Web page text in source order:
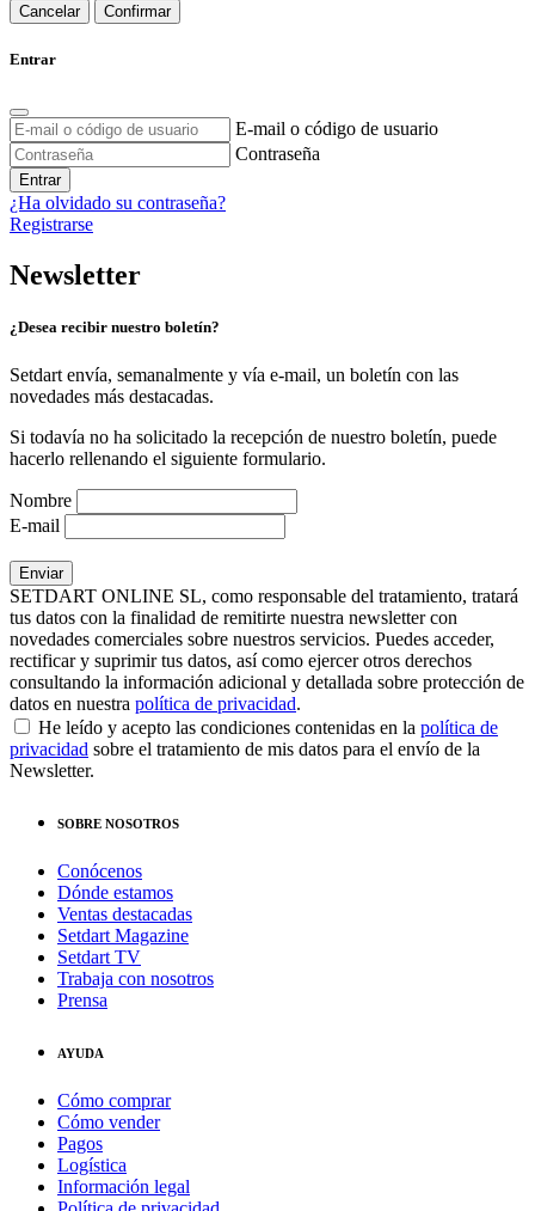
Cancelar Confirmar
Entrar
E-mail o código de usuario
Contraseña
Entrar
¿Ha olvidado su contraseña?
Registrarse
Newsletter
¿Desea recibir nuestro boletín?
Setdart envía, semanalmente y vía e-mail, un boletín con las
novedades más destacadas.
Si todavía no ha solicitado la recepción de nuestro boletín, puede
hacerlo rellenando el siguiente formulario.
Nombre
E-mail
SETDART ONLINE SL, como responsable del tratamiento, tratará
tus datos con la finalidad de remitirte nuestra newsletter con
novedades comerciales sobre nuestros servicios. Puedes acceder,
rectificar y suprimir tus datos, así como ejercer otros derechos
consultando la información adicional y detallada sobre protección de
datos en nuestra política de privacidad.
He leído y acepto las condiciones contenidas en la política de
privacidad sobre el tratamiento de mis datos para el envío de la
Newsletter.
SOBRE NOSOTROS
Conócenos
Dónde estamos
Ventas destacadas
Setdart Magazine
Setdart TV
Trabaja con nosotros
Prensa
AYUDA
Cómo comprar
Cómo vender
Pagos
Logística
Información legal